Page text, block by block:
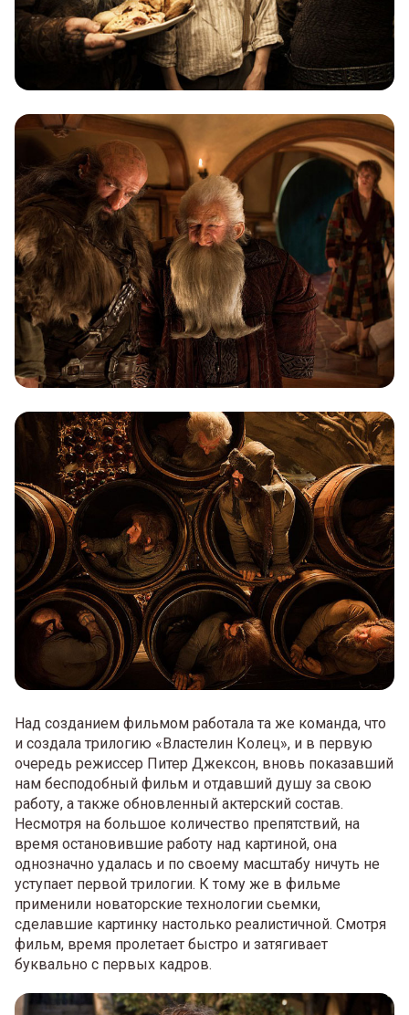
Над созданием фильмом работала та же команда, что
и создала трилогию «Властелин Колец», и в первую
очередь режиссер Питер Джексон, вновь показавший
нам бесподобный фильм и отдавший душу за свою
работу, а также обновленный актерский состав.
Несмотря на большое количество препятствий, на
время остановившие работу над картиной, она
однозначно удалась и по своему масштабу ничуть не
уступает первой трилогии. К тому же в фильме
применили новаторские технологии сьемки,
сделавшие картинку настолько реалистичной. Смотря
фильм, время пролетает быстро и затягивает
буквально с первых кадров.